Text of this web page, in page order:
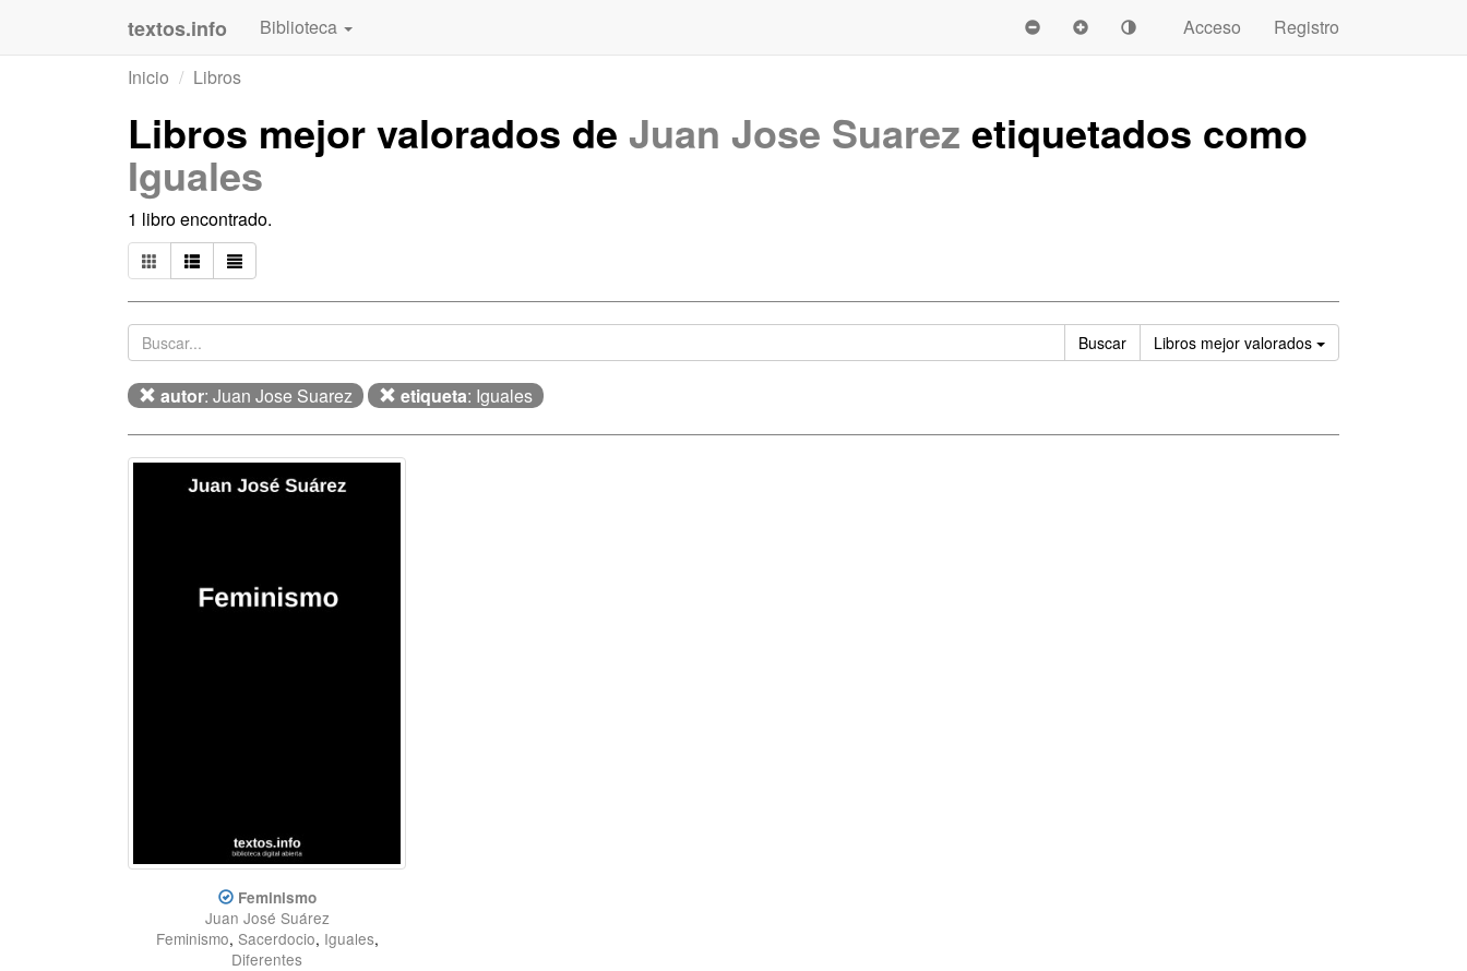
textos.info Biblioteca Acceso
Registro
Inicio
Libros
Libros mejor valorados de Juan Jose Suarez etiquetados como
Iguales
1 libro encontrado.
Buscar Libros mejor valorados Ordenar
autor: Juan Jose Suarez etiqueta: Iguales
Feminismo
Juan José Suárez
Feminismo, Sacerdocio, Iguales,
Diferentes